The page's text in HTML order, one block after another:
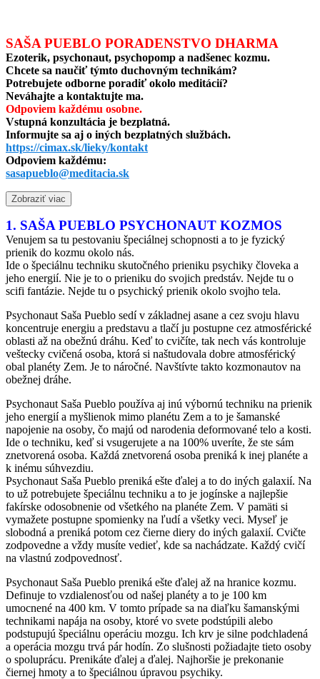
SAŠA PUEBLO PORADENSTVO DHARMA
Ezoterik, psychonaut, psychopomp a nadšenec kozmu.
Chcete sa naučiť týmto duchovným technikám?
Potrebujete odborne poradiť okolo meditácií?
Neváhajte a kontaktujte ma.
Odpoviem každému osobne.
Vstupná konzultácia je bezplatná.
Informujte sa aj o iných bezplatných službách.
https://cimax.sk/lieky/kontakt
Odpoviem každému:
sasapueblo@meditacia.sk
Zobraziť viac
1. SAŠA PUEBLO PSYCHONAUT KOZMOS
Venujem sa tu pestovaniu špeciálnej schopnosti a to je fyzický
prienik do kozmu okolo nás.
Ide o špeciálnu techniku skutočného prieniku psychiky človeka a
jeho energií. Nie je to o prieniku do svojich predstáv. Nejde tu o
scifi fantázie. Nejde tu o psychický prienik okolo svojho tela.
Psychonaut Saša Pueblo sedí v základnej asane a cez svoju hlavu
koncentruje energiu a predstavu a tlačí ju postupne cez atmosférické
oblasti až na obežnú dráhu. Keď to cvičíte, tak nech vás kontroluje
veštecky cvičená osoba, ktorá si naštudovala dobre atmosférický
obal planéty Zem. Je to náročné. Navštívte takto kozmonautov na
obežnej dráhe.
Psychonaut Saša Pueblo používa aj inú výbornú techniku na prienik
jeho energií a myšlienok mimo planétu Zem a to je šamanské
napojenie na osoby, čo majú od narodenia deformované telo a kosti.
Ide o techniku, keď si vsugerujete a na 100% uveríte, že ste sám
znetvorená osoba. Každá znetvorená osoba preniká k inej planéte a
k inému súhvezdiu.
Psychonaut Saša Pueblo preniká ešte ďalej a to do iných galaxií. Na
to už potrebujete špeciálnu techniku a to je jogínske a najlepšie
fakírske odosobnenie od všetkého na planéte Zem. V pamäti si
vymažete postupne spomienky na ľudí a všetky veci. Myseľ je
slobodná a preniká potom cez čierne diery do iných galaxií. Cvičte
zodpovedne a vždy musíte vedieť, kde sa nachádzate. Každý cvičí
na vlastnú zodpovednosť.
Psychonaut Saša Pueblo preniká ešte ďalej až na hranice kozmu.
Definuje to vzdialenosťou od našej planéty a to je 100 km
umocnené na 400 km. V tomto prípade sa na diaľku šamanskými
technikami napája na osoby, ktoré vo svete podstúpili alebo
podstupujú špeciálnu operáciu mozgu. Ich krv je silne podchladená
a operácia mozgu trvá pár hodín. Zo slušnosti požiadajte tieto osoby
o spoluprácu. Prenikáte ďalej a ďalej. Najhoršie je prekonanie
čiernej hmoty a to špeciálnou úpravou psychiky.